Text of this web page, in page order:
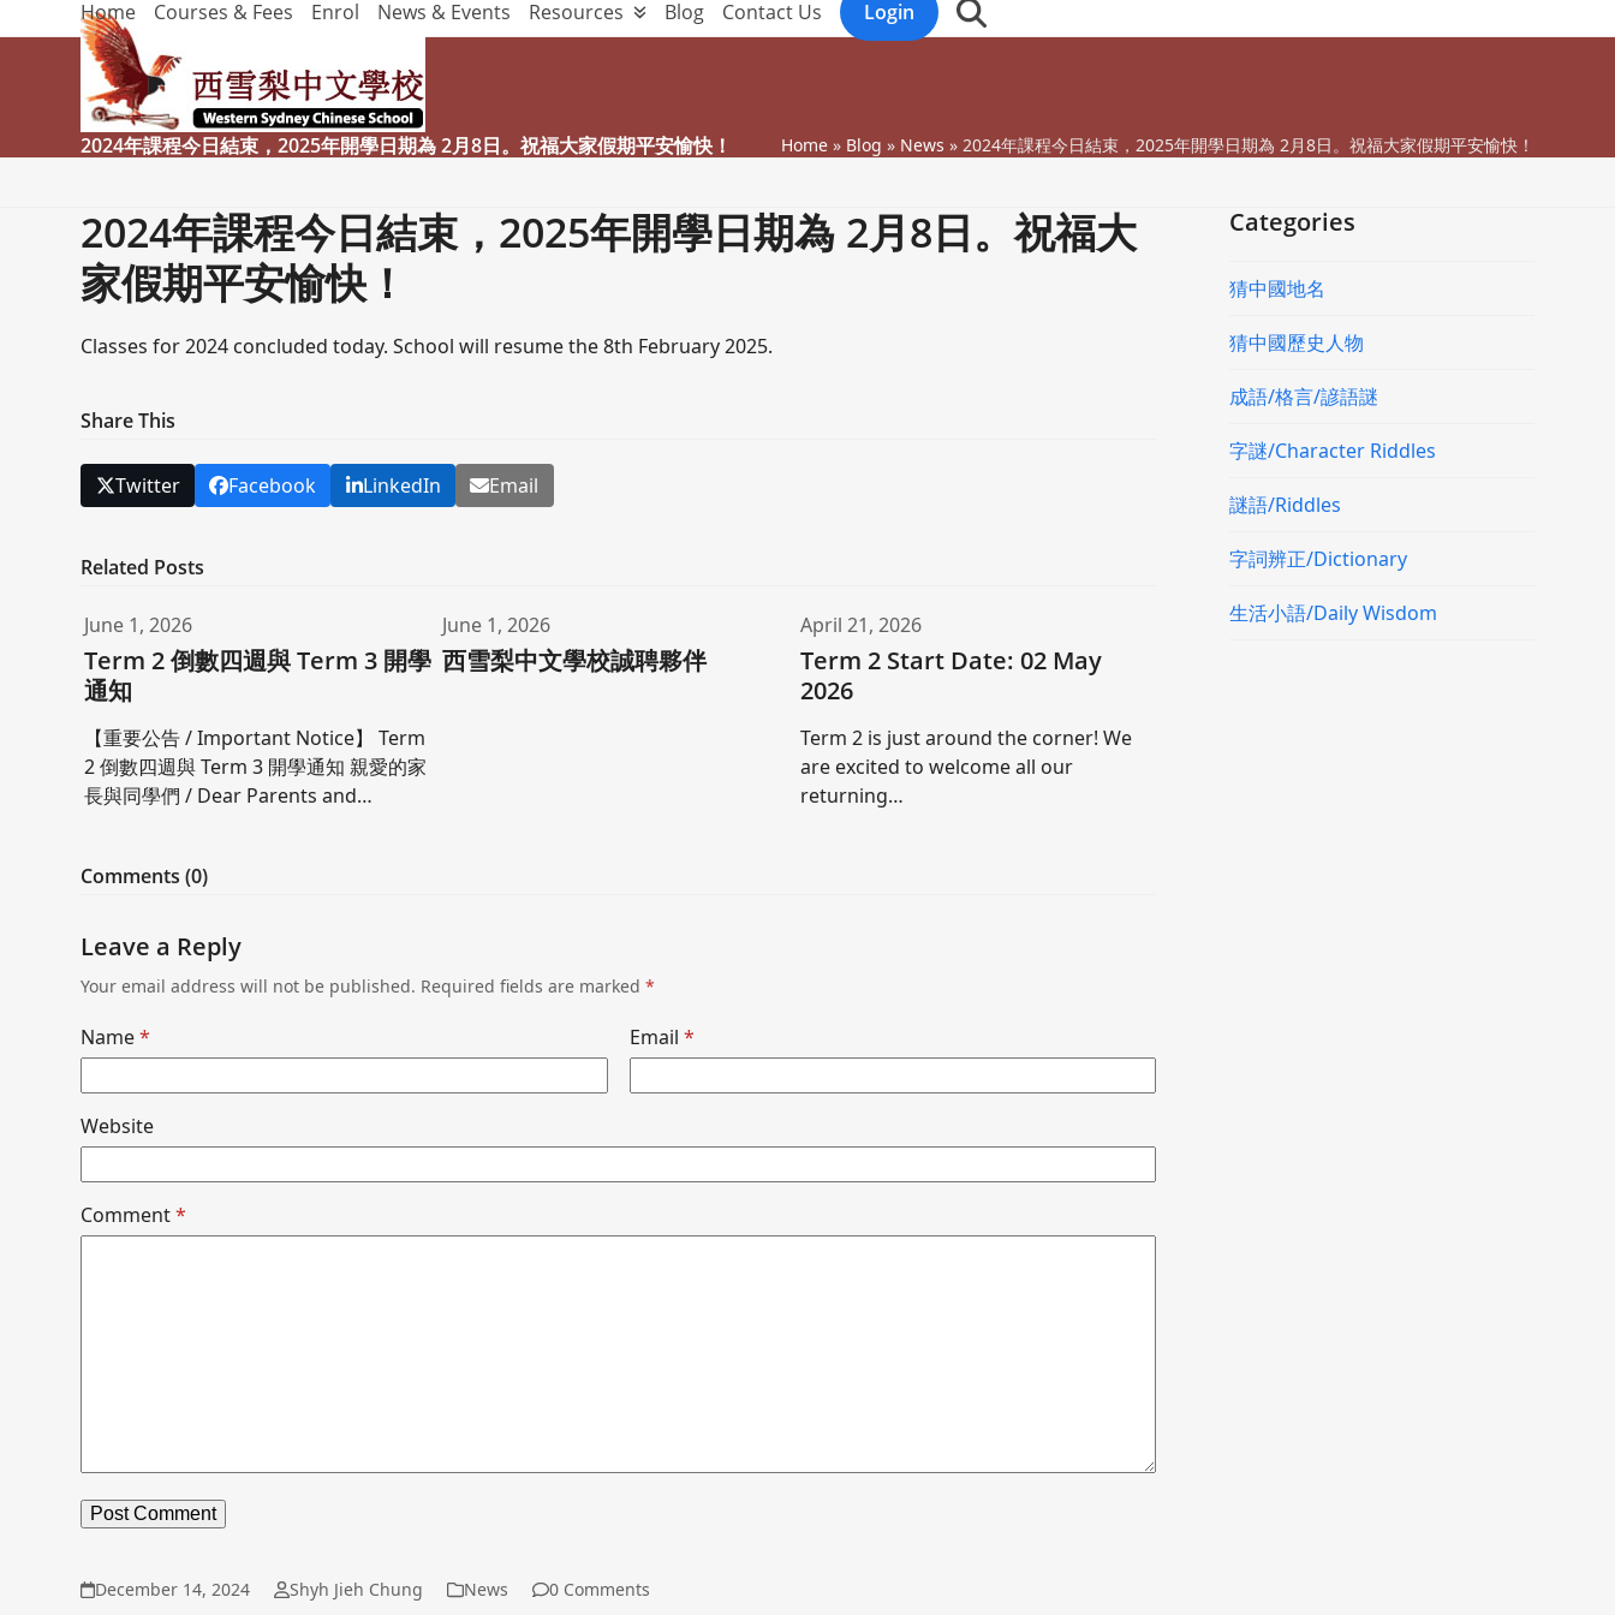
to
Home Courses & Fees Enrol News & Events Resources Blog Contact Us Login
2024年課程今日結束，2025年開學日期為 2月8日。祝福大家假期平安愉快！ Home» Blog » News » 2024年課程今日結束，2025年開學日期為 2月8日。祝福大家假期平安愉快！
2024年課程今日結束，2025年開學日期為 2月8日。祝福大
家假期平安愉快！
Classes for 2024 concluded today. School will resume the 8th February 2025.
Share This
Twitter Facebook LinkedIn Email
Related Posts
June 1, 2026
Term 2 倒數四週與 Term 3 開學
通知
【重要公告 / Important Notice】 Term
2 倒數四週與 Term 3 開學通知 親愛的家
長與同學們 / Dear Parents and…
June 1, 2026
西雪梨中文學校誠聘夥伴
April 21, 2026
Term 2 Start Date: 02 May
2026
Term 2 is just around the corner! We
are excited to welcome all our
returning…
Comments (0)
Leave a Reply
Your email address will not be published. Required fields are marked*
Name* Email *
Website
Comment*
December 14, 2024 Shyh Jieh Chung News 0 Comments
Categories
猜中國地名
猜中國歷史人物
成語/格言/諺語謎
字謎/Character Riddles
謎語/Riddles
字詞辨正/Dictionary
生活小語/Daily Wisdom